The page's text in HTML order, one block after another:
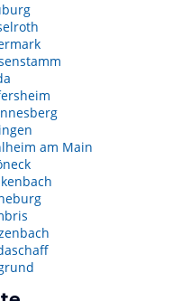
am Main